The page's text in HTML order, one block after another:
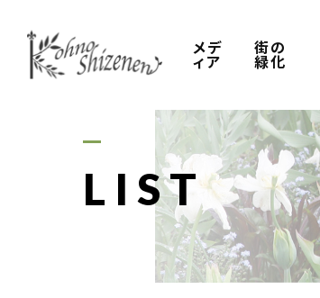
メデ
ィア
街の
緑化
LIST